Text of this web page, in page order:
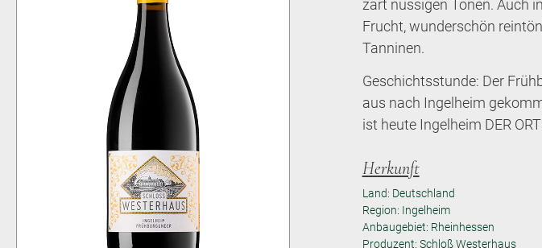
zart nussigen Tönen. Auch
Frucht, wunderschön
Tanninen.
Geschichtsstunde: Der
aus nach Ingelheim
ist heute Ingelheim DER
Herkunft
Land: Deutschland
Region: Ingelheim
Anbaugebiet: Rheinhessen
Produzent: Schloß Westerhaus